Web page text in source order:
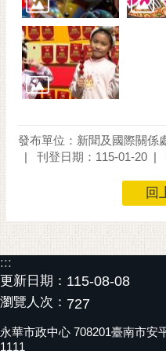
發布單位：新聞及國際關係
刊登日期：115-01-20
回
:::
更新日期： 115-08-08
瀏覽人次： 727
永華市政中心 708201臺南市安
1111